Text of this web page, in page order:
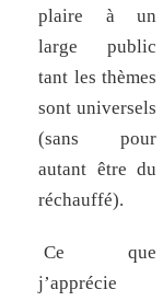
plaire à un
large public
tant les thèmes
sont universels
(sans pour
autant être du
réchauffé).
Ce que
j’apprécie